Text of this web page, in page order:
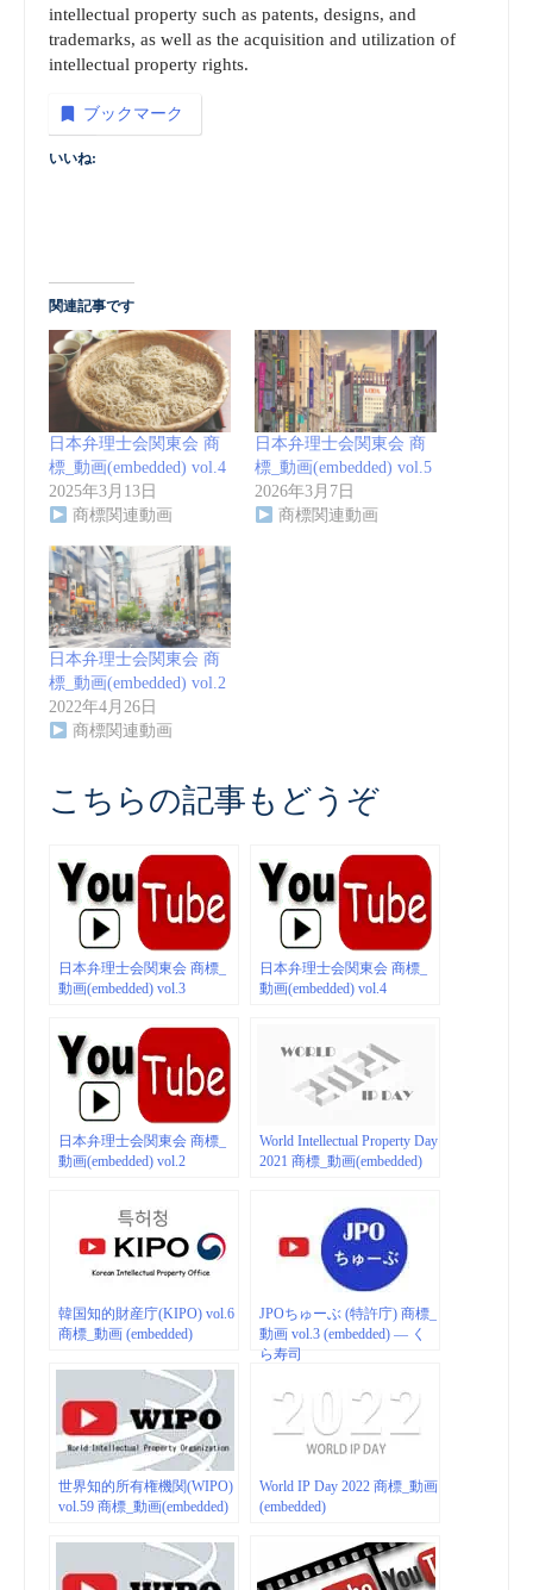
intellectual property such as patents, designs, and
trademarks, as well as the acquisition and utilization of
intellectual property rights.
ブックマーク
いいね:
関連記事です
日本弁理士会関東会 商
標_動画(embedded) vol.4
2025年3月13日
商標関連動画
日本弁理士会関東会 商
標_動画(embedded) vol.5
2026年3月7日
商標関連動画
日本弁理士会関東会 商
標_動画(embedded) vol.2
2022年4月26日
商標関連動画
こちらの記事もどうぞ
日本弁理士会関東会 商標_
動画(embedded) vol.3
日本弁理士会関東会 商標_
動画(embedded) vol.4
日本弁理士会関東会 商標_
動画(embedded) vol.2
World Intellectual Property Day
2021 商標_動画(embedded)
韓国知的財産庁(KIPO) vol.6
商標_動画 (embedded)
JPOちゅーぶ (特許庁) 商標_
動画 vol.3 (embedded) — く
ら寿司
世界知的所有権機関(WIPO)
vol.59 商標_動画(embedded)
World IP Day 2022 商標_動画
(embedded)